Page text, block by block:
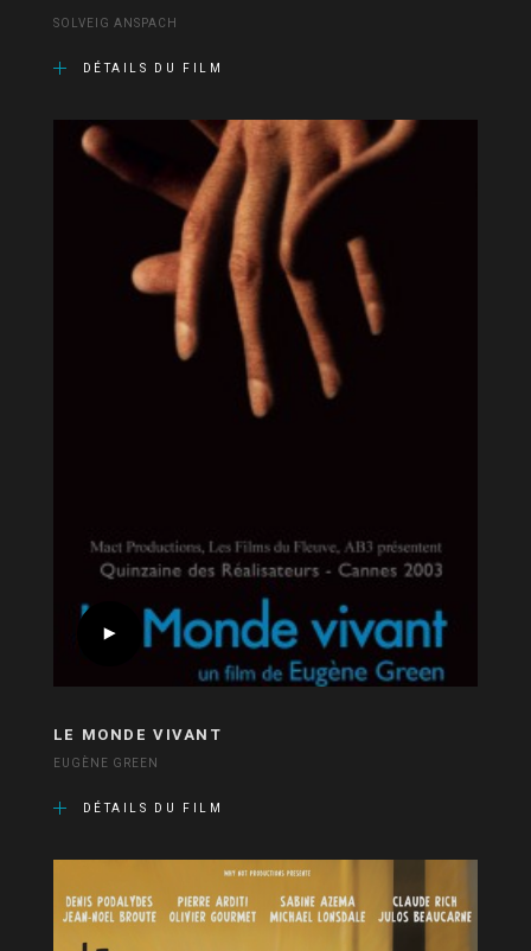
SOLVEIG ANSPACH
DÉTAILS DU FILM
LE MONDE VIVANT
EUGÈNE GREEN
DÉTAILS DU FILM